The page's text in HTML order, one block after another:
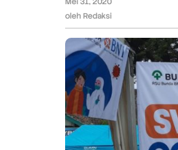
oleh Redaksi